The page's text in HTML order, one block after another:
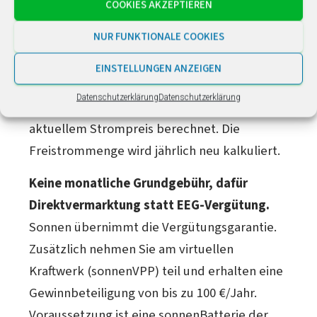
COOKIES AKZEPTIEREN
NUR FUNKTIONALE COOKIES
EINSTELLUNGEN ANZEIGEN
DatenschutzerklärungDatenschutzerklärung
Solarstrom wird gebündelt an der
Strombörse vermarktet. Im Gegenzug
erhalten Sie eine individuelle
Freistrommenge, die sich nach Verbrauch,
Autarkiegrad, Einspeiseprognose und
aktuellem Strompreis berechnet. Die
Freistrommenge wird jährlich neu kalkuliert.
Keine monatliche Grundgebühr, dafür
Direktvermarktung statt EEG-Vergütung.
Sonnen übernimmt die Vergütungsgarantie.
Zusätzlich nehmen Sie am virtuellen
Kraftwerk (sonnenVPP) teil und erhalten eine
Gewinnbeteiligung von bis zu 100 €/Jahr.